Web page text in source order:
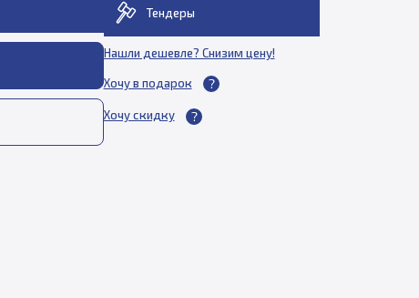
Тендеры
Нашли дешевле? Снизим цену!
Хочу в подарок
Хочу скидку